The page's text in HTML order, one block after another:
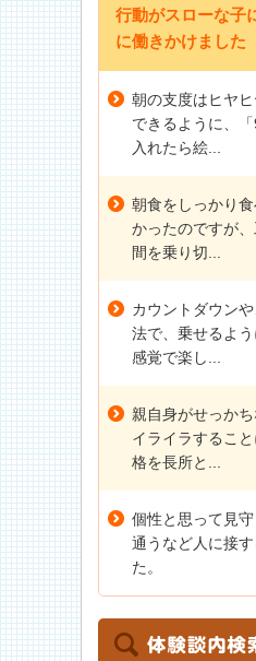
行動がスローな子
に働きかけました
朝の支度はヒヤ
できるように、
入れたら絵...
朝食をしっかり
かったのですが
間を乗り切...
カウントダウン
法で、乗せるよ
感覚で楽し...
親自身がせっか
イライラするこ
格を長所と...
個性と思って見
通うなど人に接
た。